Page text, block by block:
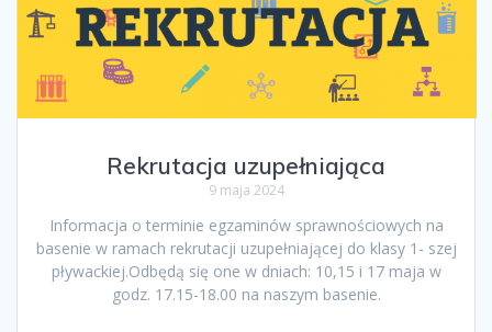
Rekrutacja uzupełniająca
9 maja 2024
Informacja o terminie egzaminów sprawnościowych na
basenie w ramach rekrutacji uzupełniającej do klasy 1- szej
pływackiej.Odbędą się one w dniach: 10,15 i 17 maja w
godz. 17.15-18.00 na naszym basenie.